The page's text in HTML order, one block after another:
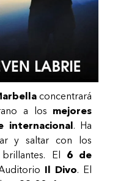
concentrará
a los mejores
internacional. Ha
y saltar con los
El 6 de
Il Divo. El